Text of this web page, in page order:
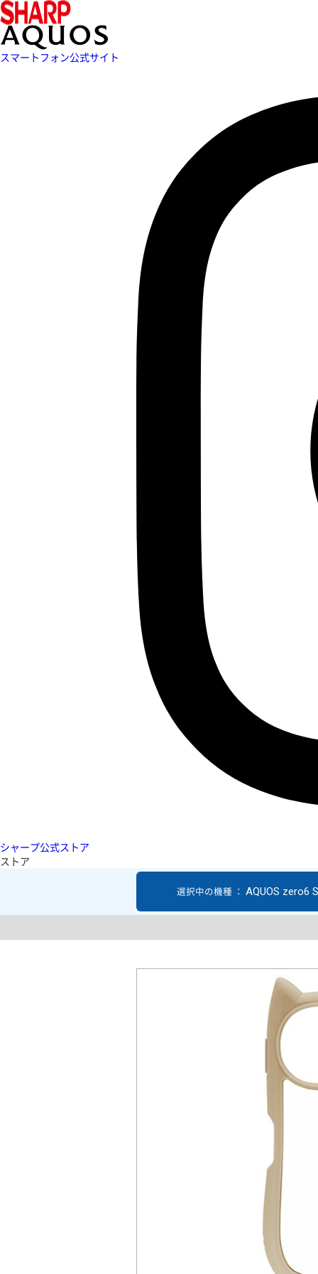
スマートフォン公式サイト
シャープ公式ストア
ストア
選択中の機種 ： AQUOS zero6